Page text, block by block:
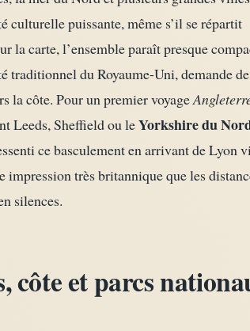
puissante, même s’il se répartit
la carte, l’ensemble paraît presque
traditionnel du Royaume-Uni, demande de
la côte. Pour un premier voyage
Leeds, Sheffield ou leYorkshire du
ce basculement en arrivant de Lyon
très britannique que les
silences.
et parcs